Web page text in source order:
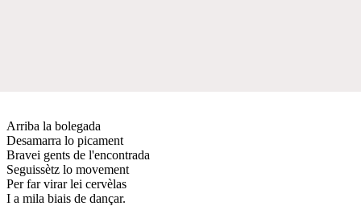
Arriba la bolegada
Desamarra lo picament
Bravei gents de l'encontrada
Seguissètz lo movement
Per far virar lei cervèlas
I a mila biais de dançar.